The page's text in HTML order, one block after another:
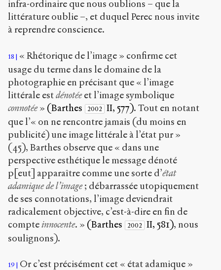
infra-ordinaire que nous oublions – que la
littérature oublie –, et duquel Perec nous invite
à reprendre conscience.
18
« Rhétorique de l’image » confirme cet
usage du terme dans le domaine de la
photographie en précisant que « l’image
littérale estdénotéeet l’image symbolique
connotée» (Barthes 2002 II, 577). Tout en notant
que l’« on ne rencontre jamais (du moins en
publicité) une image littérale à l’état pur »
(45), Barthes observe que « dans une
perspective esthétique le message dénoté
p[eut] apparaître comme une sorte d’état
adamique de l’image; débarrassée utopiquement
de ses connotations, l’image deviendrait
radicalement objective, c’est-à-dire en fin de
compteinnocente. » (Barthes 2002 II, 581), nous
soulignons).
19
Or c’est précisément cet « état adamique »